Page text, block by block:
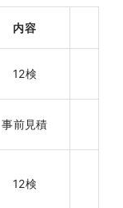
内容
12検
事前見積
12検